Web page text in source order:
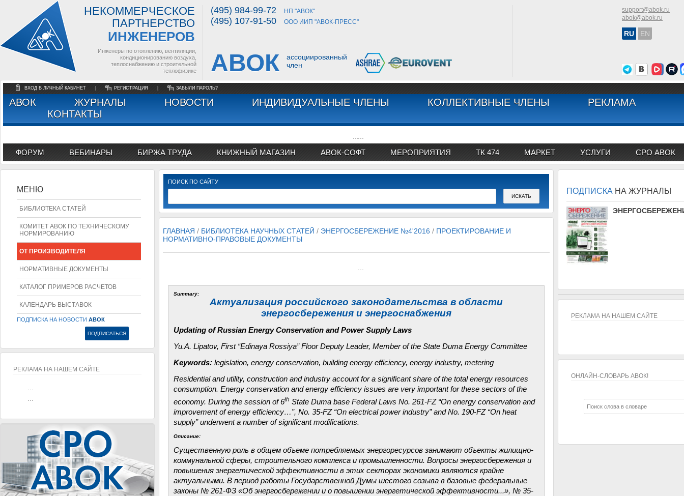
НЕКОММЕРЧЕСКОЕ
ПАРТНЕРСТВО
ИНЖЕНЕРОВ
Инженеры по отоплению, вентиляции,
кондиционированию воздуха,
теплоснабжению и строительной
теплофизике
(495) 984-99-72 НП "АВОК"
(495) 107-91-50 ООО ИИП "АВОК-ПРЕСС"
АВОК
ассоциированный
член
support@abok.ru
abok@abok.ru
RU EN
ВХОД В ЛИЧНЫЙ КАБИНЕТ РЕГИСТРАЦИЯ ЗАБЫЛИ ПАРОЛЬ?
АВОК ЖУРНАЛЫ НОВОСТИ ИНДИВИДУАЛЬНЫЕ ЧЛЕНЫ КОЛЛЕКТИВНЫЕ ЧЛЕНЫ
РЕКЛАМА
КОНТАКТЫ
ФОРУМ ВЕБИНАРЫ БИРЖА ТРУДА КНИЖНЫЙ МАГАЗИН АВОК-СОФТ МЕРОПРИЯТИЯ ТК 474 МАРКЕТ УСЛУГИ СРО АВОК
ПОИСК ПО САЙТУ
ГЛАВНАЯ / БИБЛИОТЕКА НАУЧНЫХ СТАТЕЙ / ЭНЕРГОСБЕРЕЖЕНИЕ №4'2016 / ПРОЕКТИРОВАНИЕ И
НОРМАТИВНО-ПРАВОВЫЕ ДОКУМЕНТЫ
Summary:
Актуализация российского законодательства в области
энергосбережения и энергоснабжения
Updating of Russian Energy Conservation and Power Supply Laws
Yu.A. Lipatov, First “Edinaya Rossiya” Floor Deputy Leader, Member of the State Duma Energy Committee
Keywords: legislation, energy conservation, building energy efficiency, energy industry, metering
Residential and utility, construction and industry account for a significant share of the total energy resources
consumption. Energy conservation and energy efficiency issues are very important for these sectors of the
economy. During the session of 6th State Duma base Federal Laws No. 261-FZ “On energy conservation and
improvement of energy efficiency…”, No. 35-FZ “On electrical power industry” and No. 190-FZ “On heat
supply” underwent a number of significant modifications.
Описание:
Существенную роль в общем объеме потребляемых энергоресурсов занимают объекты жилищно-
коммунальной сферы, строительного комплекса и промышленности. Вопросы энергосбережения и
повышения энергетической эффективности в этих секторах экономики являются крайне
актуальными. В период работы Государственной Думы шестого созыва в базовые федеральные
законы № 261-ФЗ «Об энергосбережении и о повышении энергетической эффективности...», № 35-
МЕНЮ
БИБЛИОТЕКА СТАТЕЙ
КОМИТЕТ АВОК ПО ТЕХНИЧЕСКОМУ
НОРМИРОВАНИЮ
ОТ ПРОИЗВОДИТЕЛЯ
НОРМАТИВНЫЕ ДОКУМЕНТЫ
КАТАЛОГ ПРИМЕРОВ РАСЧЕТОВ
КАЛЕНДАРЬ ВЫСТАВОК
ПОДПИСКА НА НОВОСТИ АВОК
РЕКЛАМА НА НАШЕМ САЙТЕ
ПОДПИСКА НА ЖУРНАЛЫ
АВОК
РЕКЛАМА НА НАШЕМ САЙТЕ
ОНЛАЙН-СЛОВАРЬ АВОК!